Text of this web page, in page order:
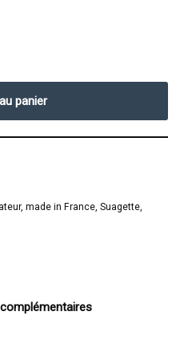
panier
, made in France, Suagette,